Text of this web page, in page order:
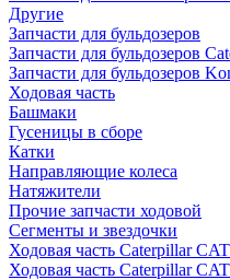
Другие
Запчасти для бульдозеров
Запчасти для бульдозеров
Запчасти для бульдозеров
Ходовая часть
Башмаки
Гусеницы в сборе
Катки
Направляющие колеса
Натяжители
Прочие запчасти ходовой
Сегменты и звездочки
Ходовая часть Caterpillar
Ходовая часть Caterpillar